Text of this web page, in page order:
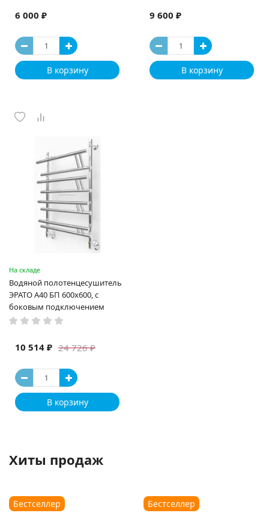
6 000 ₽
В корзину
9 600 ₽
В корзину
На складе
Водяной полотенцесушитель
ЭРАТО А40 БП 600x600, с
боковым подключением
24 726 ₽
10 514 ₽
В корзину
Хиты продаж
Бестселлер Бестселлер